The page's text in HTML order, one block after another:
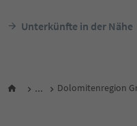
Unterkünfte in der Nähe
... Dolomitenregion